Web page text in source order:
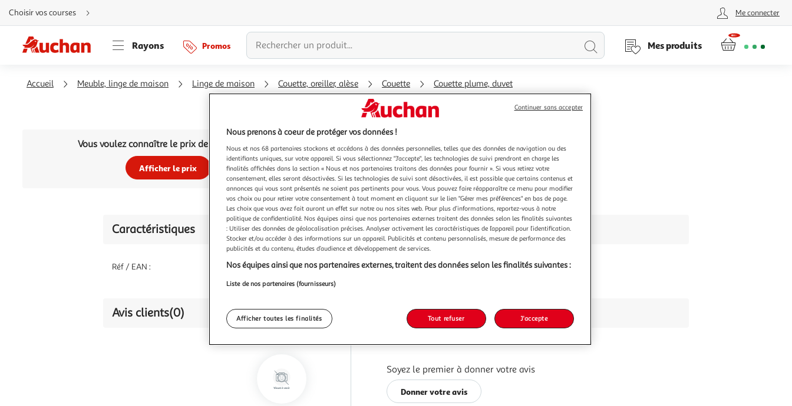
Aller
directement
au
Aller
directement
à
Aller
directement
Choisir vos courses Me connecter
Rayons Promos
Lancer
recherche
Mes produits
Accueil Meuble, linge de maison Linge de maison Couette, oreiller, alèse Couette Couette plume, duvet
Vous voulez connaître le prix de ce produit ?
Afficher le prix
Caractéristiques
Réf / EAN :
Avis clients(0)
Soyez le premier à donner votre avis
Donner votre avis
Nous prenons à coeur de protéger vos données !
Nous et nos 68 partenaires stockons et accédons à des données personnelles, telles que des données de navigation ou des
identifiants uniques, sur votre appareil. Si vous sélectionnez "J'accepte", les technologies de suivi prendront en charge les
finalités affichées dans la section « Nous et nos partenaires traitons des données pour fournir ». Si vous retirez votre
consentement, elles seront désactivées. Si les technologies de suivi sont désactivées, il est possible que certains contenus et
annonces qui vous sont présentés ne soient pas pertinents pour vous. Vous pouvez faire réapparaître ce menu pour modifier
vos choix ou pour retirer votre consentement à tout moment en cliquant sur le lien "Gérer mes préférences" en bas de page.
Les choix que vous avez fait auront un effet sur notre ou nos sites web. Pour plus d’informations, reportez-vous à notre
politique de confidentialité. Nos équipes ainsi que nos partenaires externes traitent des données selon les finalités suivantes
: Utiliser des données de géolocalisation précises. Analyser activement les caractéristiques de l’appareil pour l’identification.
Stocker et/ou accéder à des informations sur un appareil. Publicités et contenu personnalisés, mesure de performance des
publicités et du contenu, études d’audience et développement de services.
Nos équipes ainsi que nos partenaires externes, traitent des données selon les finalités suivantes :
Liste de nos partenaires (fournisseurs)
Afficher toutes les finalités Tout refuser J'accepte
Continuer sans accepter